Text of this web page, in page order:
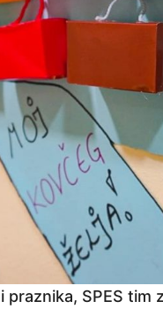
SPES